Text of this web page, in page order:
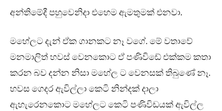
අන්තිමේදී පහුවෙනිදා එහෙම ඇමතුමක් එනවා.
මහේලට දැන් ඒක ගානකට නෑ වගේ. මේ වතාවේ
මනමාලිත් හවස් වෙනකොට ඒ පණිවිඩේ එක්කම කතා
කරන බව දන්න නිසා මහේල ට වෙනසක් තිබුණේ නෑ.
හවස ගෙදර ඇවිල්ලා කෙටි නින්දක් දාලා
ඇහැරෙනකොට මහේලට කෙටි පණිවිඩයක් ඇවිල්ල